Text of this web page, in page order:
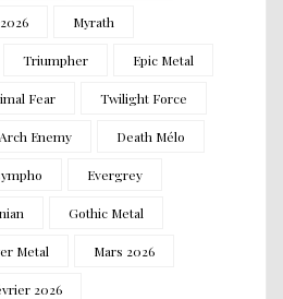
Myrath
Triumpher Epic Metal
Fear Twilight Force
Arch Enemy Death Mélo
Evergrey
Gothic Metal
Metal Mars 2026
2026